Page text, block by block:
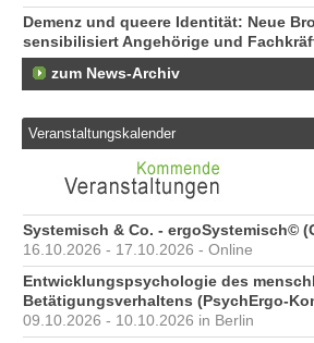
Demenz und queere Identität: Neue
sensibilisiert Angehörige und
zum News-Archiv
Veranstaltungskalender
Systemisch & Co. - ergoSystemisch©
16.10.2026 - 17.10.2026 - Online
Entwicklungspsychologie des
Betätigungsverhaltens (PsychErgo-
09.10.2026 - 10.10.2026 in Berlin